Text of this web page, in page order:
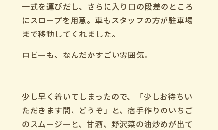
一式を運びだし、 さらに入り口の段差のところ
にスロープを用意。 車もスタッフの方が駐車場
まで移動してくれました。
ロビーも、なんだかすごい雰囲気。
少し早く着いてしまったので、
「少しお待ちい
ただきます間、どうぞ」 と、宿手作りのいちご
のスムージーと、甘酒、野沢菜の油炒めが出て